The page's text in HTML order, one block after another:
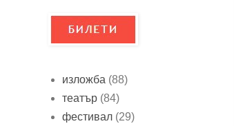
изложба (88)
театър (84)
фестивал (29)